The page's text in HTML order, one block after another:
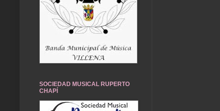
SOCIEDAD MUSICAL RUPERTO
CHAPÍ